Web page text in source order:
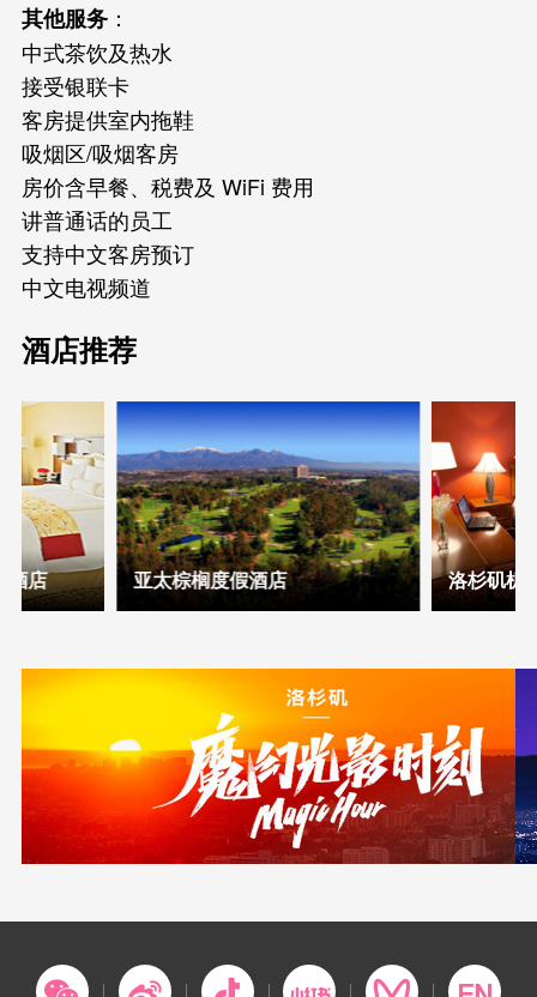
其他服务：
中式茶饮及热水
接受银联卡
客房提供室内拖鞋
吸烟区/吸烟客房
房价含早餐、税费及 WiFi 费用
讲普通话的员工
支持中文客房预订
中文电视频道
酒店推荐
酒店 亚太棕榈度假酒店 洛杉矶机